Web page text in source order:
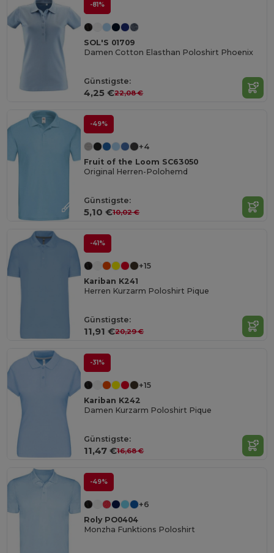
-81%
SOL'S 01709
Damen Cotton Elasthan Poloshirt Phoenix
Günstigste:
4,25 €22,08 €
-49%
+4
Fruit of the Loom SC63050
Original Herren-Polohemd
Günstigste:
5,10 €10,02 €
-41%
+15
Kariban K241
Herren Kurzarm Poloshirt Pique
Günstigste:
11,91 €20,29 €
-31%
+15
Kariban K242
Damen Kurzarm Poloshirt Pique
Günstigste:
11,47 €16,68 €
-49%
+6
Roly PO0404
Monzha Funktions Poloshirt